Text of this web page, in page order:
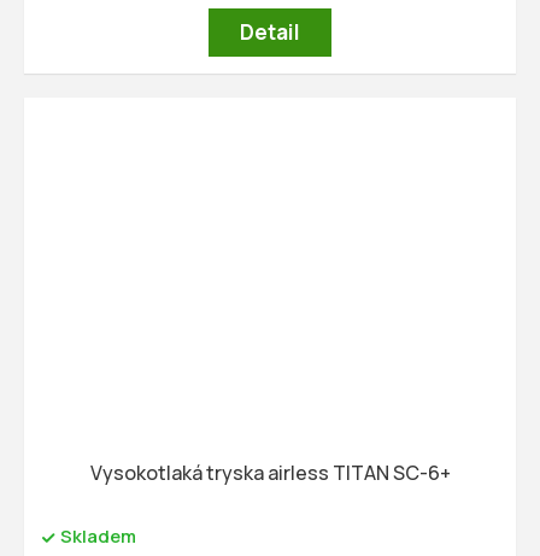
Detail
Vysokotlaká tryska airless TITAN SC-6+
Skladem